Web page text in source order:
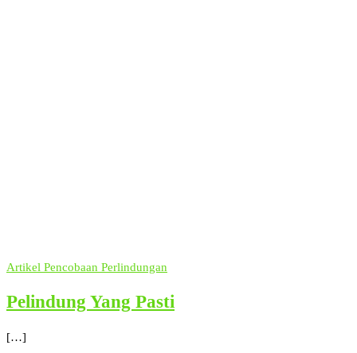
Artikel Pencobaan Perlindungan
Pelindung Yang Pasti
[…]